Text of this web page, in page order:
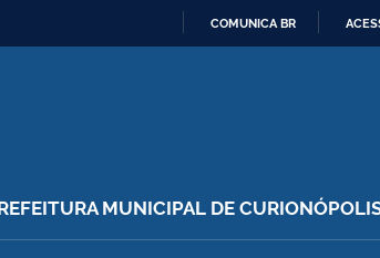
COMUNICA BR
MUNICIPAL DE